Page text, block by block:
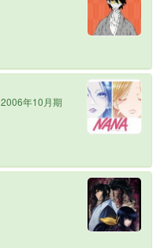
2006年10月期